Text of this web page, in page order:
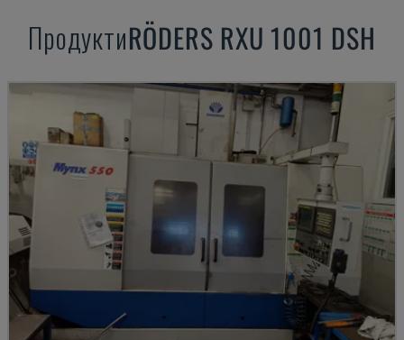
ПродуктиRÖDERS RXU 1001 DSH